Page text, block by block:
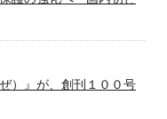
）』が、創刊１００号